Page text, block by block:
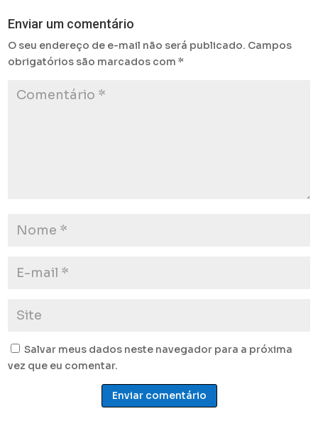
Enviar um comentário
O seu endereço de e-mail não será publicado. Campos
obrigatórios são marcados com*
Salvar meus dados neste navegador para a próxima
vez que eu comentar.
Enviar comentário